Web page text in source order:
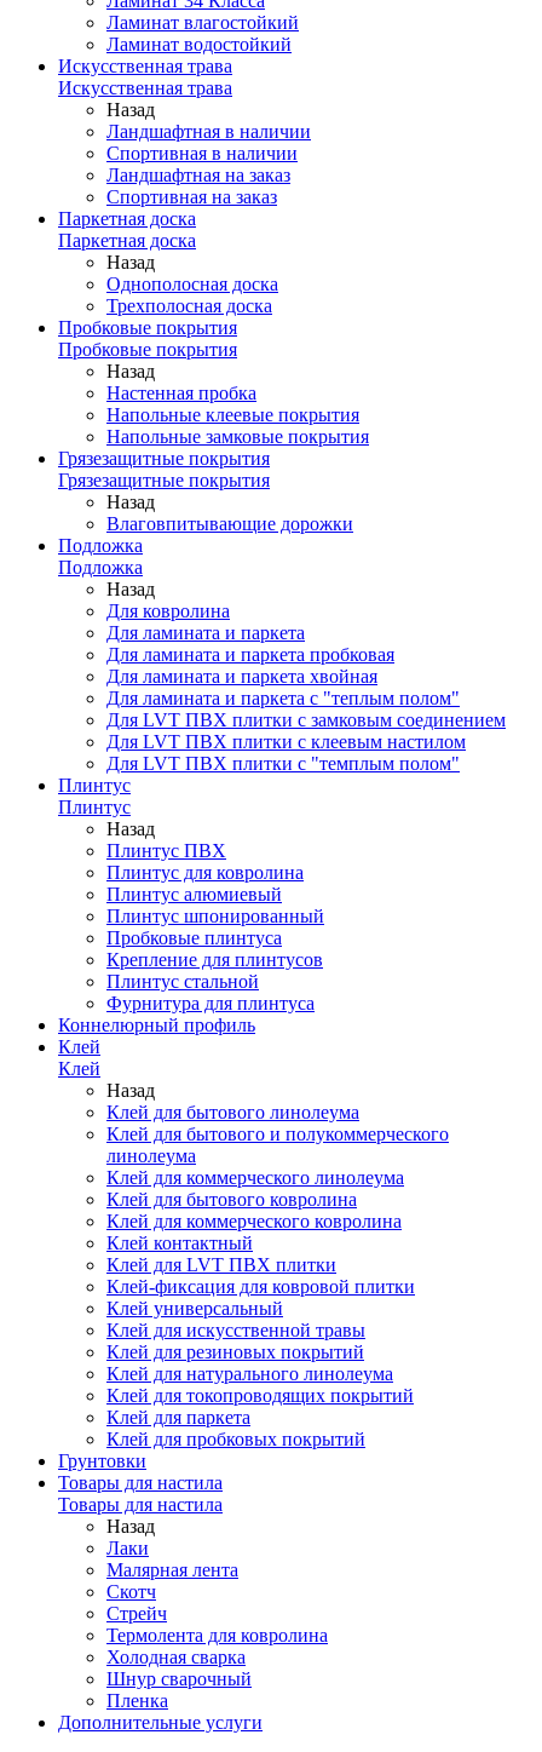
Ламинат влагостойкий
Ламинат водостойкий
Искусственная трава
Искусственная трава
Назад
Ландшафтная в наличии
Спортивная в наличии
Ландшафтная на заказ
Спортивная на заказ
Паркетная доска
Паркетная доска
Назад
Однополосная доска
Трехполосная доска
Пробковые покрытия
Пробковые покрытия
Назад
Настенная пробка
Напольные клеевые покрытия
Напольные замковые покрытия
Грязезащитные покрытия
Грязезащитные покрытия
Назад
Влаговпитывающие дорожки
Подложка
Подложка
Назад
Для ковролина
Для ламината и паркета
Для ламината и паркета пробковая
Для ламината и паркета хвойная
Для ламината и паркета с "теплым полом"
Для LVT ПВХ плитки с замковым соединением
Для LVT ПВХ плитки с клеевым настилом
Для LVT ПВХ плитки с "темплым полом"
Плинтус
Плинтус
Назад
Плинтус ПВХ
Плинтус для ковролина
Плинтус алюмиевый
Плинтус шпонированный
Пробковые плинтуса
Крепление для плинтусов
Плинтус стальной
Фурнитура для плинтуса
Коннелюрный профиль
Клей
Клей
Назад
Клей для бытового линолеума
Клей для бытового и полукоммерческого
линолеума
Клей для коммерческого линолеума
Клей для бытового ковролина
Клей для коммерческого ковролина
Клей контактный
Клей для LVT ПВХ плитки
Клей-фиксация для ковровой плитки
Клей универсальный
Клей для искусственной травы
Клей для резиновых покрытий
Клей для натурального линолеума
Клей для токопроводящих покрытий
Клей для паркета
Клей для пробковых покрытий
Грунтовки
Товары для настила
Товары для настила
Назад
Лаки
Малярная лента
Скотч
Стрейч
Термолента для ковролина
Холодная сварка
Шнур сварочный
Пленка
Дополнительные услуги